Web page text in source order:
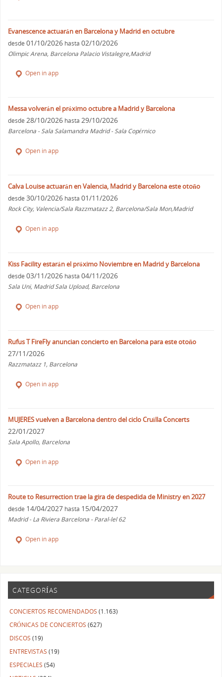
Evanescence actuarán en Barcelona y Madrid en octubre
desde 01/10/2026 hasta 02/10/2026
Olimpic Arena, Barcelona Palacio Vistalegre,Madrid
Open in app
Messa volverán el próximo octubre a Madrid y Barcelona
desde 28/10/2026 hasta 29/10/2026
Barcelona - Sala Salamandra Madrid - Sala Copérnico
Open in app
Calva Louise actuarán en Valencia, Madrid y Barcelona este otoño
desde 30/10/2026 hasta 01/11/2026
Rock City, Valencia/Sala Razzmatazz 2, Barcelona/Sala Mon,Madrid
Open in app
Kiss Facility estarán el próximo Noviembre en Madrid y Barcelona
desde 03/11/2026 hasta 04/11/2026
Sala Uni, Madrid Sala Upload, Barcelona
Open in app
Rufus T FireFly anuncian concierto en Barcelona para este otoño
27/11/2026
Razzmatazz 1, Barcelona
Open in app
MUJERES vuelven a Barcelona dentro del ciclo Cruïlla Concerts
22/01/2027
Sala Apollo, Barcelona
Open in app
Route to Resurrection trae la gira de despedida de Ministry en 2027
desde 14/04/2027 hasta 15/04/2027
Madrid - La Riviera Barcelona - Paral-lel 62
Open in app
CATEGORÍAS
CONCIERTOS RECOMENDADOS (1.163)
CRÓNICAS DE CONCIERTOS (627)
DISCOS (19)
ENTREVISTAS (19)
ESPECIALES (54)